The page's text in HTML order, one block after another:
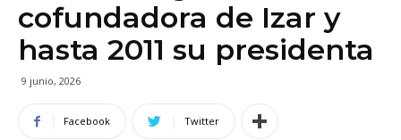
cofundadora de Izar y
hasta 2011 su presidenta
9 junio, 2026
Facebook Twitter